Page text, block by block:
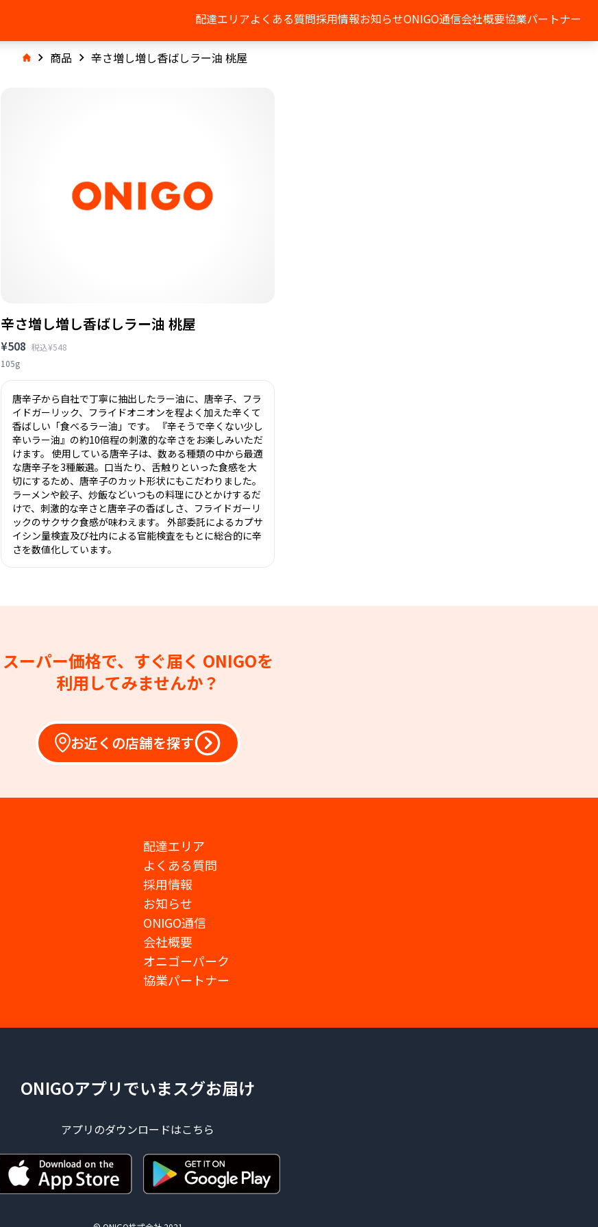
配達エリアよくある質問採用情報お知らせONIGO通信会社概要協業パートナー
商品 辛さ増し増し香ばしラー油 桃屋
辛さ増し増し香ばしラー油 桃屋
¥508 税込¥548
105g
唐辛子から自社で丁寧に抽出したラー油に、唐辛子、フラ
イドガーリック、フライドオニオンを程よく加えた辛くて
香ばしい「食べるラー油」です。 『辛そうで辛くない少し
辛いラー油』の約10倍程の刺激的な辛さをお楽しみいただ
けます。 使用している唐辛子は、数ある種類の中から最適
な唐辛子を3種厳選。口当たり、舌触りといった食感を大
切にするため、唐辛子のカット形状にもこだわりました。
ラーメンや餃子、炒飯などいつもの料理にひとかけするだ
けで、刺激的な辛さと唐辛子の香ばしさ、フライドガーリ
ックのサクサク食感が味わえます。 外部委託によるカプサ
イシン量検査及び社内による官能検査をもとに総合的に辛
さを数値化しています。
スーパー価格で、すぐ届く ONIGOを
利用してみませんか？
お近くの店舗を探す
配達エリア
よくある質問
採用情報
お知らせ
ONIGO通信
会社概要
オニゴーパーク
協業パートナー
ONIGOアプリでいまスグお届け
アプリのダウンロードはこちら